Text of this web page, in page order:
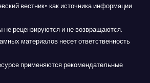
вестник» как источника информации
рецензируются и не возвращаются.
материалов несет ответственность
применяются рекомендательные